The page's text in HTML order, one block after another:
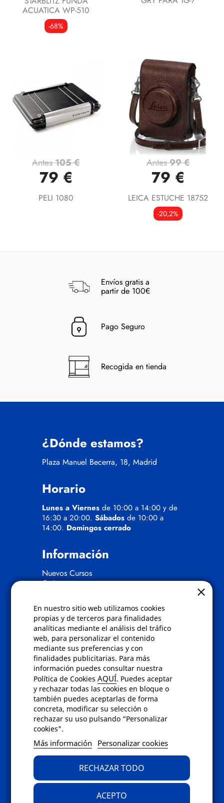
En nuestro sitio web utilizamos cookies
propias y de terceros para finalidades
analíticas mediante el análisis del tráfico
web, para personalizar el contenido
mediante sus preferencias y con
finalidades publicitarias. Para más
información puedes consultar nuestra
Política de CookiesAQUÍ. Puedes aceptar
y rechazar todas las cookies en bloque o
también puedes aceptarlas de forma
concreta, modificar su selección o
rechazar su uso pulsando “Personalizar
cookies".
Más información Personalizar cookies
RECHAZAR TODO
ACEPTO
ACUATICA WP-510
-68%
Antes105 €
79 €
PELI 1080
Antes99 €
79 €
LEICA ESTUCHE 18752
-20,2%
Envíos gratis a
partir de 100€
Pago Seguro
Recogida en tienda
¿Dónde estamos?
Plaza Manuel Becerra, 18, Madrid
Horario
Lunes a Viernes de 10:00 a 14:00 y de
16:30 a 20:00. Sábados de 10:00 a
14:00. Domingos cerrado
Información
Nuevos Cursos
Quienes somos
Políticas
Condiciones de compra
Aviso de privacidad
Cookies
Bajas comunicados comerciales
Derecho de desistimiento
Preguntas frecuentes
Contacto
Envíanos un email a
bien rellena nuestroformulario de
contacto